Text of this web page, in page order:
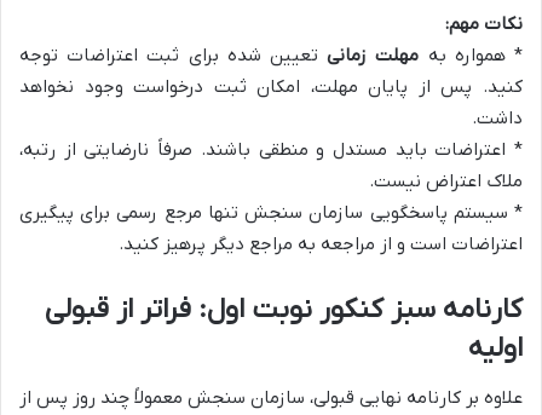
نکات مهم:
* همواره به مهلت زمانیتعیین شده برای ثبت اعتراضات توجه
کنید. پس از پایان مهلت، امکان ثبت درخواست وجود نخواهد
داشت.
* اعتراضات باید مستدل و منطقی باشند. صرفاً نارضایتی از رتبه،
ملاک اعتراض نیست.
* سیستم پاسخگویی سازمان سنجش تنها مرجع رسمی برای پیگیری
اعتراضات است و از مراجعه به مراجع دیگر پرهیز کنید.
کارنامه سبز کنکور نوبت اول: فراتر از قبولی
اولیه
علاوه بر کارنامه نهایی قبولی، سازمان سنجش معمولاً چند روز پس از